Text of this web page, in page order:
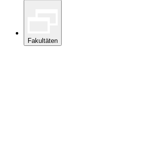
Fakultäten